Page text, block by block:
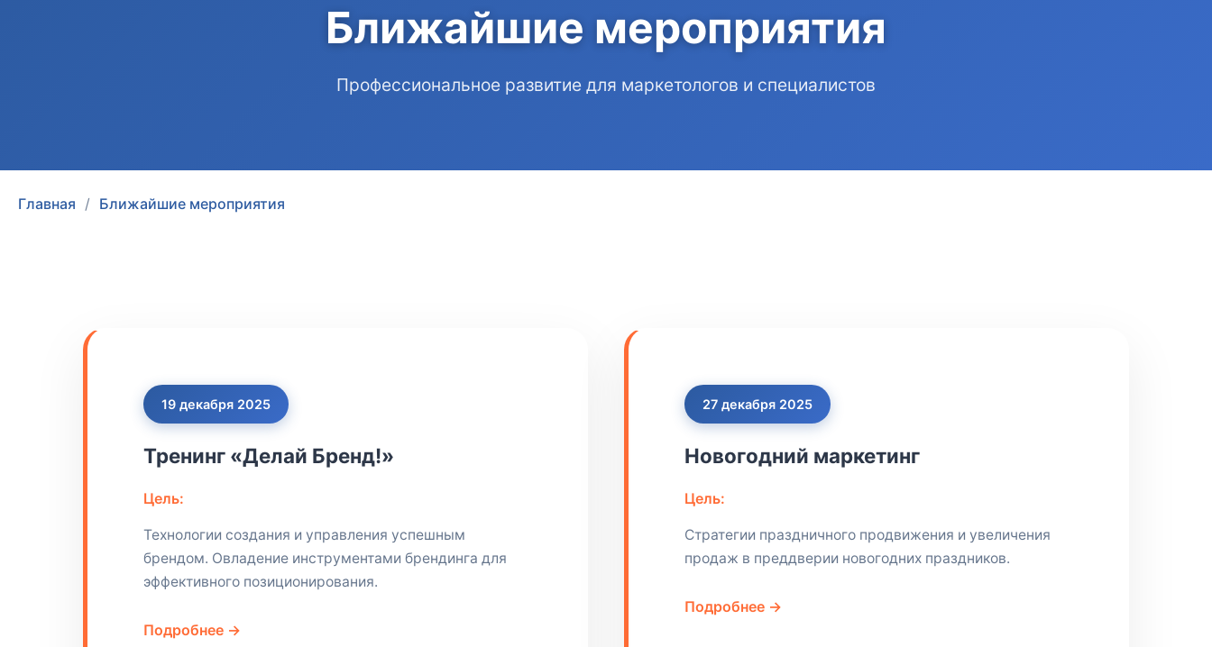
Ближайшие мероприятия
Профессиональное развитие для маркетологов и специалистов
Главная Ближайшие мероприятия
19 декабря 2025
Тренинг «Делай Бренд!»
Цель:
Технологии создания и управления успешным
брендом. Овладение инструментами брендинга для
эффективного позиционирования.
Подробнее →
27 декабря 2025
Новогодний маркетинг
Цель:
Стратегии праздничного продвижения и увеличения
продаж в преддверии новогодних праздников.
Подробнее →